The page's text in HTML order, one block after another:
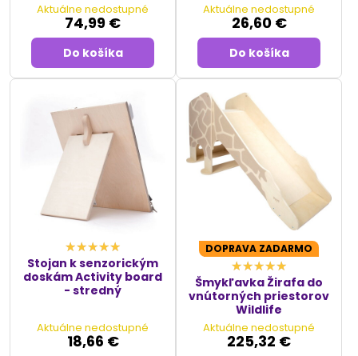
Aktuálne nedostupné
74,99 €
Do košíka
Aktuálne nedostupné
26,60 €
Do košíka
Stojan k senzorickým
doskám Activity board
- stredný
Aktuálne nedostupné
18,66 €
DOPRAVA ZADARMO
Šmykľavka Žirafa do
vnútorných priestorov
Wildlife
Aktuálne nedostupné
225,32 €